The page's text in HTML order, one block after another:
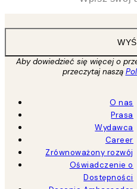
Aby dowiedzieć się więcej o
przeczytaj naszą
O nas
Prasa
Wydawca
Career
Zrównoważony rozwój
Oświadczenie o
Dostępności